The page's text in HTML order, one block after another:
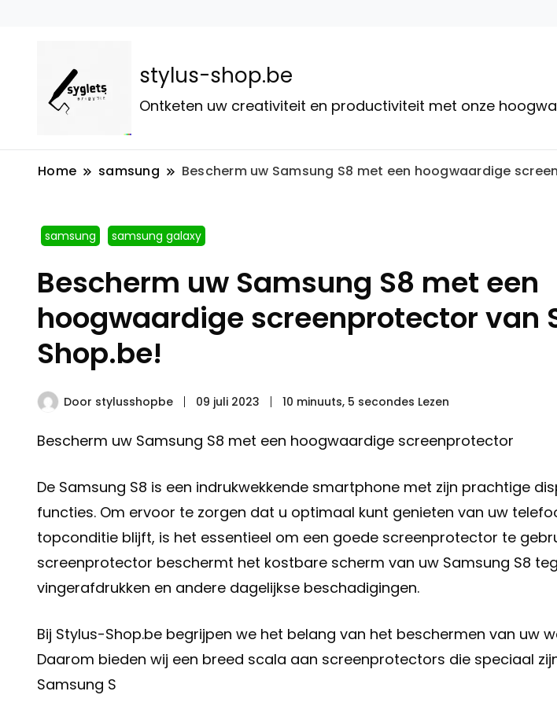
stylus-shop.be
Ontketen uw creativiteit en productiviteit met onze
Home samsung Bescherm uw Samsung S8 met een hoogwaardige
samsung samsung galaxy
Bescherm uw Samsung S8 met een
hoogwaardige screenprotector van
Shop.be!
Door stylusshopbe 09 juli 2023 10 minuuts, 5 secondes Lezen
Bescherm uw Samsung S8 met een hoogwaardige screenprotector
De Samsung S8 is een indrukwekkende smartphone met zijn prachtige
functies. Om ervoor te zorgen dat u optimaal kunt genieten van uw
topconditie blijft, is het essentieel om een goede screenprotector te
screenprotector beschermt het kostbare scherm van uw Samsung S8
vingerafdrukken en andere dagelijkse beschadigingen.
Bij Stylus-Shop.be begrijpen we het belang van het beschermen van uw
Daarom bieden wij een breed scala aan screenprotectors die speciaal
Samsung S